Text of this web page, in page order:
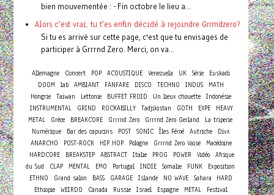
bien mouvementée : - Fin octobre le lieu a...
Alors c'est vrai, tu t'es enfin décidé à rejoindre Grrrndzero?
Si tu es arrivé sur cette page, c'est que tu envisages de
participer à Grrrnd Zero. Merci, on va...
Allemagne Concert POP ACOUSTIQUE Venezuela UK Série
Euskadi
DOOM lab AMBIANT FANFARE DISCO TECHNO INDUS MATH
Hongrie Taiwan Lettonie BUFFET FROID Un lieux chouette Indonésie
INSTRUMENTAL
GRIND ROCKABILLY Tadjikistan GOTH EXPE
HEAVY
METAL
Grèce BREAKCORE Grrrnd Zero Grrrnd Zero Gerland
La triperie
Numérique
Bar des capucins POST SONIC Îles Féroé Autriche
Divx
ANARCHO
POST-ROCK HIP HOP Pologne Grrrnd Zero Vaise
Macédoine
HARDCORE
BREAKSTEP ABSTRACT Italie PROG POWER Vidéo
Afrique
du Sud
CLAP MENTAL EMO Portugal INDIE Somalie FUNK
Exposition
ETHNO
Grand salon BASS GARAGE Islande NO WAVE Sahara
HARD
Ethiopie WEIRDO Canada Russie Israel Espagne METAL
Festival